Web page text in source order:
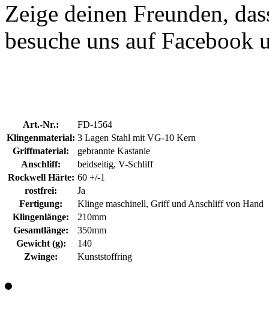
Zeige deinen Freunden,
besuche uns auf Facebook
Art.-Nr.:
FD-1564
Klingenmaterial: 3 Lagen Stahl mit VG-10 Kern
Griffmaterial:
gebrannte Kastanie
Anschliff:
beidseitig, V-Schliff
Rockwell Härte: 60 +/-1
rostfrei:
Ja
Fertigung:
Klinge maschinell, Griff und Anschliff von Hand
Klingenlänge:
210mm
Gesamtlänge:
350mm
Gewicht (g):
140
Zwinge:
Kunststoffring